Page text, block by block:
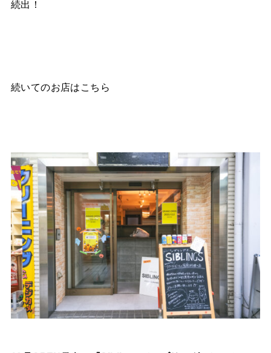
続出！
続いてのお店はこちら